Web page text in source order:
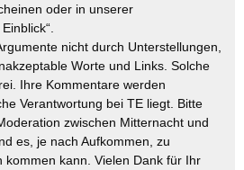
oder in unserer
nicht durch Unterstellungen,
Worte und Links. Solche
Ihre Kommentare werden
Verantwortung bei TE liegt. Bitte
zwischen Mitternacht und
es, je nach Aufkommen, zu
kommen kann. Vielen Dank für Ihr